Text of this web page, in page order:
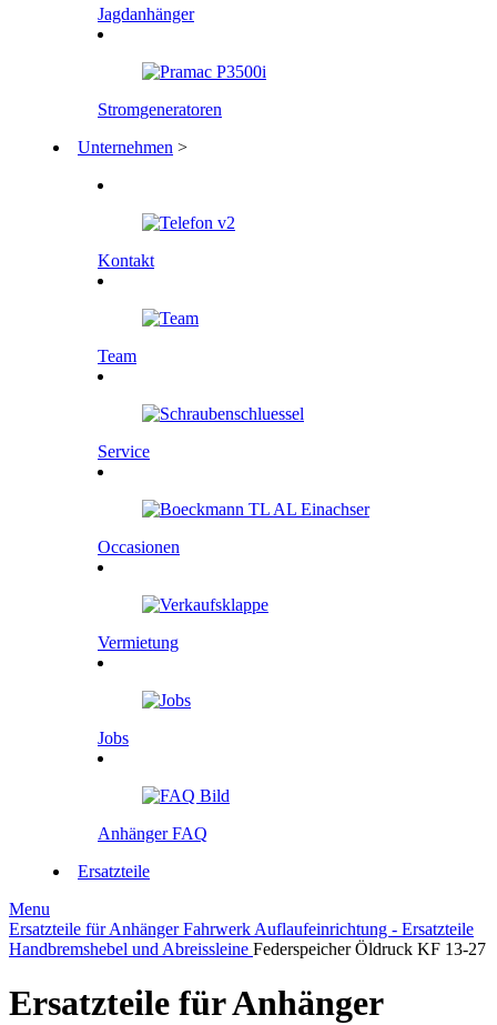
Jagdanhänger
Stromgeneratoren
Unternehmen >
Kontakt
Team
Service
Occasionen
Vermietung
Jobs
Anhänger FAQ
Ersatzteile
Menu
Ersatzteile für AnhängerFahrwerk Auflaufeinrichtung - Ersatzteile
Handbremshebel und Abreissleine Federspeicher Öldruck KF 13-27
Ersatzteile für Anhänger